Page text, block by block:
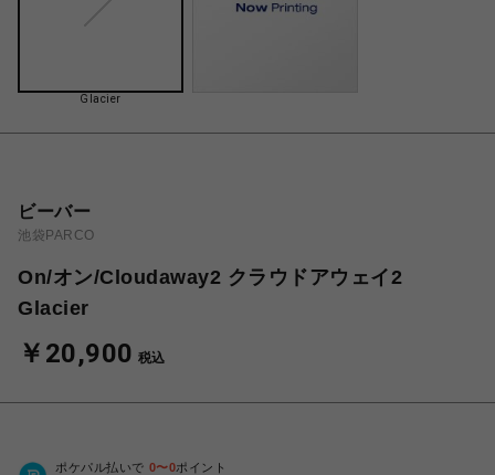
Glacier
ビーバー
池袋PARCO
On/オン/Cloudaway2 クラウドアウェイ2
Glacier
￥20,900 税込
ポケパル払いで 0〜0ポイント